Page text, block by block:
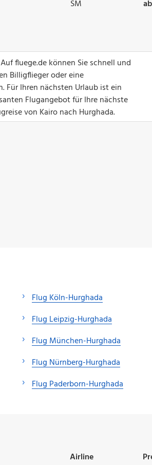
SM
fluege.de können Sie schnell und
Billigflieger oder eine
Für Ihren nächsten Urlaub ist ein
Flugangebot für Ihre nächste
von Kairo nach Hurghada.
Flug Köln-Hurghada
Flug Leipzig-Hurghada
Flug München-Hurghada
Flug Nürnberg-Hurghada
Flug Paderborn-Hurghada
Airline